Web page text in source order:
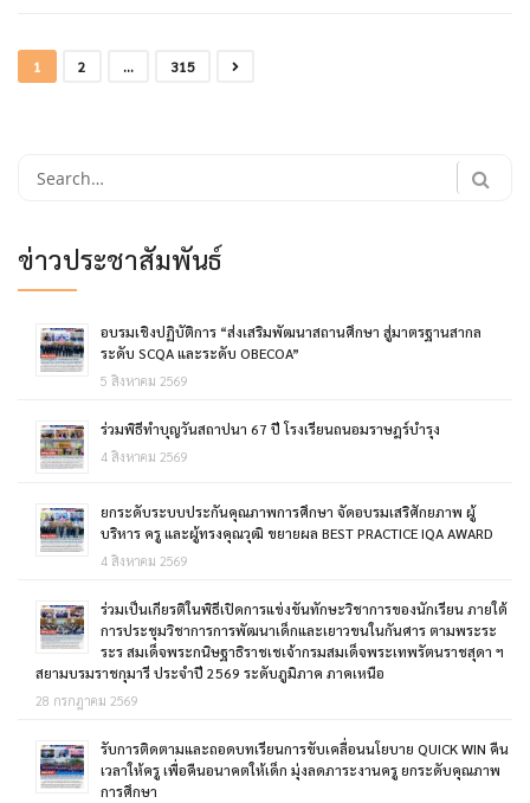
1 2 … 315
Search
ข่าวประชาสัมพันธ์
อบรมเชิงปฏิบัติการ “ส่งเสริมพัฒนาสถานศึกษา สู่มาตรฐานสากล
ระดับ SCQA และระดับ OBECOA”
5 สิงหาคม 2569
ร่วมพิธีทำบุญวันสถาปนา 67 ปี โรงเรียนถนอมราษฎร์บำรุง
4 สิงหาคม 2569
ยกระดับระบบประกันคุณภาพการศึกษา จัดอบรมเสริศักยภาพ ผู้
บริหาร ครู และผู้ทรงคุณวุฒิ ขยายผล BEST PRACTICE IQA AWARD
4 สิงหาคม 2569
ร่วมเป็นเกียรติในพิธีเปิดการแข่งขันทักษะวิชาการของนักเรียน ภายใต้
การประชุมวิชาการการพัฒนาเด็กและเยาวขนในกันศาร ตามพระระ
ระร สมเด็จพระกนิษฐาธิราชเชเจ้ากรมสมเด็จพระเทพรัตนราชสุดา ฯ
สยามบรมราชกุมารี ประจำปี 2569 ระดับภูมิภาค ภาคเหนือ
28 กรกฎาคม 2569
รับการติดตามและถอดบทเรียนการขับเคลื่อนนโยบาย QUICK WIN คืน
เวลาให้ครู เพื่อคืนอนาคตให้เด็ก มุ่งลดภาระงานครู ยกระดับคุณภาพ
การศึกษา